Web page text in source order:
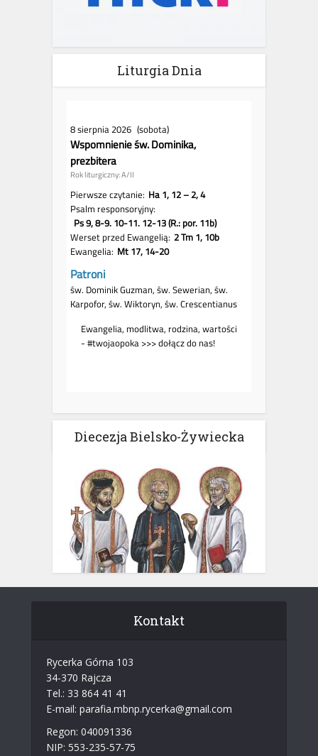
Liturgia Dnia
Diecezja Bielsko-Żywiecka
Kontakt
Rycerka Górna 103
34-370 Rajcza
Tel.: 33 864 41 41
E-mail: parafia.mbnp.rycerka@gmail.com
Regon: 040091336
NIP: 553-235-57-75